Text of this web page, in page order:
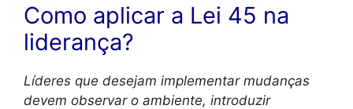
Como aplicar a Lei 45 na
liderança?
Líderes que desejam implementar mudanças
devem observar o ambiente, introduzir